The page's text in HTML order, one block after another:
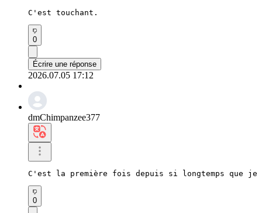
C'est touchant.
0
Écrire une réponse
2026.07.05 17:12
dmChimpanzee377
C'est la première fois depuis si longtemps que
0